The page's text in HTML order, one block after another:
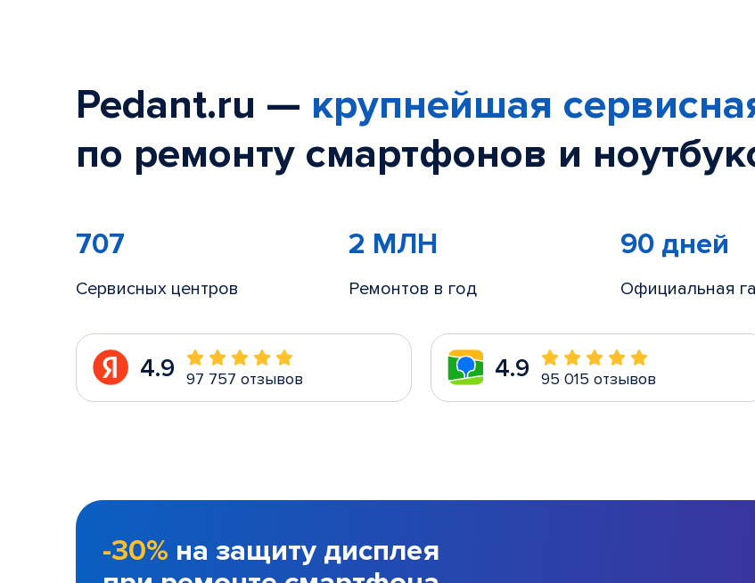
Pedant.ru — крупнейшая
по ремонту смартфонов и
707
Сервисных центров
2 МЛН
Ремонтов в год
90 дней
Официальная
4.9 97 757 отзывов 4.9 95 015 отзывов
-30% на защиту дисплея